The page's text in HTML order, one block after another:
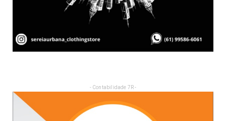
- Contabilidade 7R -